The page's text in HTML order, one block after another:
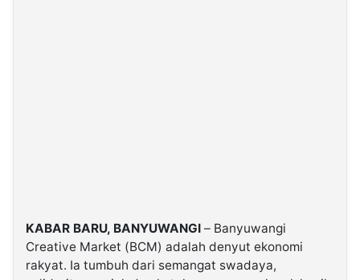
KABAR BARU, BANYUWANGI – Banyuwangi
Creative Market (BCM) adalah denyut ekonomi
rakyat. Ia tumbuh dari semangat swadaya,